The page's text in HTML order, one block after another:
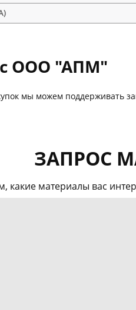
с ООО "АПМ"
мы можем поддерживать
ЗАПРОС
какие материалы вас